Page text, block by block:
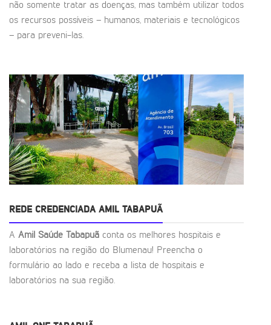
não somente tratar as doenças, mas também utilizar todos
os recursos possíveis – humanos, materiais e tecnológicos
– para preveni-las.
REDE CREDENCIADA AMIL TABAPUÃ
A Amil Saúde Tabapuã conta os melhores hospitais e
laboratórios na região do Blumenau! Preencha o
formulário ao lado e receba a lista de hospitais e
laboratórios na sua região.